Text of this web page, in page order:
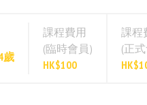
歲
課程費用
(臨時會員)
HK$100
課程
(正